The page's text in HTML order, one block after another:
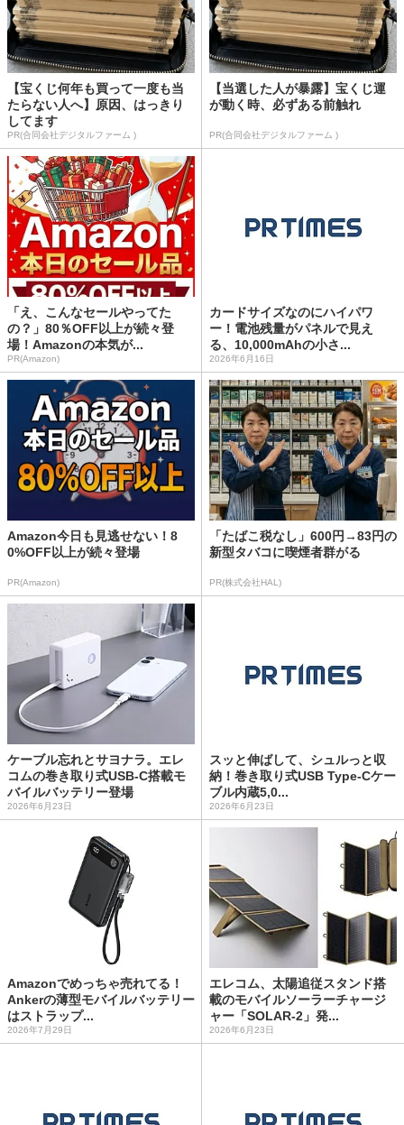
【宝くじ何年も買って一度も当
たらない人へ】原因、はっきり
してます
PR(合同会社デジタルファーム )
【当選した人が暴露】宝くじ運
が動く時、必ずある前触れ
PR(合同会社デジタルファーム )
「え、こんなセールやってた
の？」80％OFF以上が続々登
場！Amazonの本気が...
PR(Amazon)
カードサイズなのにハイパワ
ー！電池残量がパネルで見え
る、10,000mAhの小さ...
2026年6月16日
Amazon今日も見逃せない！8
0%OFF以上が続々登場
PR(Amazon)
「たばこ税なし」600円→83円の
新型タバコに喫煙者群がる
PR(株式会社HAL)
ケーブル忘れとサヨナラ。エレ
コムの巻き取り式USB-C搭載モ
バイルバッテリー登場
2026年6月23日
スッと伸ばして、シュルっと収
納！巻き取り式USB Type-Cケー
ブル内蔵5,0...
2026年6月23日
Amazonでめっちゃ売れてる！
Ankerの薄型モバイルバッテリー
はストラップ...
2026年7月29日
エレコム、太陽追従スタンド搭
載のモバイルソーラーチャージ
ャー「SOLAR-2」発...
2026年6月23日